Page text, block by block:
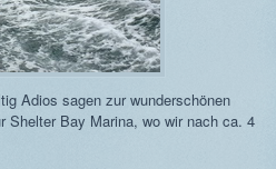
Adios sagen zur wunderschönen
Shelter Bay Marina, wo wir nach ca. 4